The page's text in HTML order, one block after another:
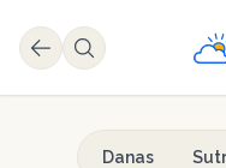
Danas